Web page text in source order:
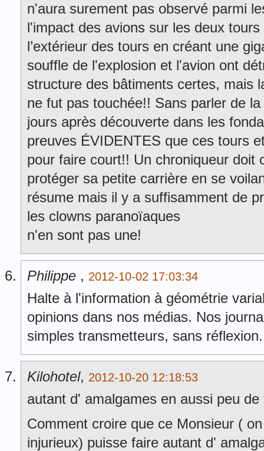
n'aura surement pas observé parmi
l'impact des avions sur les deux
l’extérieur des tours en créant une
souffle de l'explosion et l'avion ont
structure des bâtiments certes, mais
ne fut pas touchée!! Sans parler de
jours après découverte dans les
preuves ÉVIDENTES que ces tours
pour faire court!! Un chroniqueur doit
protéger sa petite carrière en se
résume mais il y a suffisamment de
les clowns paranoïaques
n'en sont pas une!
Philippe , 2012-10-02 17:03:34
Halte à l'information à géométrie
opinions dans nos médias. Nos
simples transmetteurs, sans réflexion.
Kilohotel, 2012-10-20 12:18:53
autant d' amalgames en aussi peu de
Comment croire que ce Monsieur (
injurieux) puisse faire autant d'